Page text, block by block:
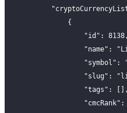
            {
                "id": 8138,
                "tags": [],